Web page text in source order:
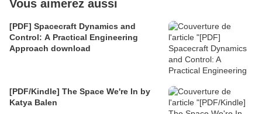
Vous aimerez aussi
[PDF] Spacecraft Dynamics and
Control: A Practical Engineering
Approach download
[PDF/Kindle] The Space We're In by
Katya Balen